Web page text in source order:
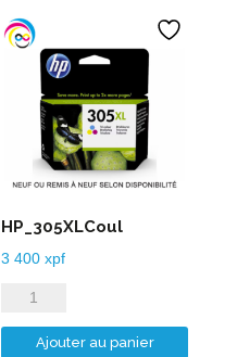
HP_305XLCoul
3 400xpf
quantité
de
HP_305XLCoul
Ajouter au panier